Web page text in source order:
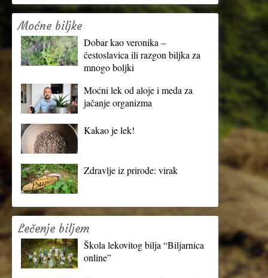
Moćne biljke
Dobar kao veronika –
čestoslavica ili razgon biljka za
mnogo boljki
Moćni lek od aloje i meda za
jačanje organizma
Kakao je lek!
Zdravlje iz prirode: virak
Lečenje biljem
Škola lekovitog bilja “Biljarnica
online”